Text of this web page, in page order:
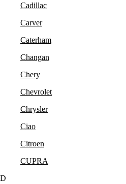
Cadillac
Carver
Caterham
Changan
Chery
Chevrolet
Chrysler
Ciao
Citroen
CUPRA
D